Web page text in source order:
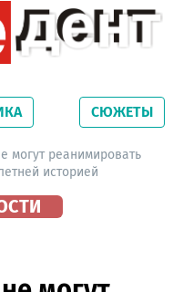
Читайте свежие
издания
СЮЖЕТЫ
могут реанимировать
историей